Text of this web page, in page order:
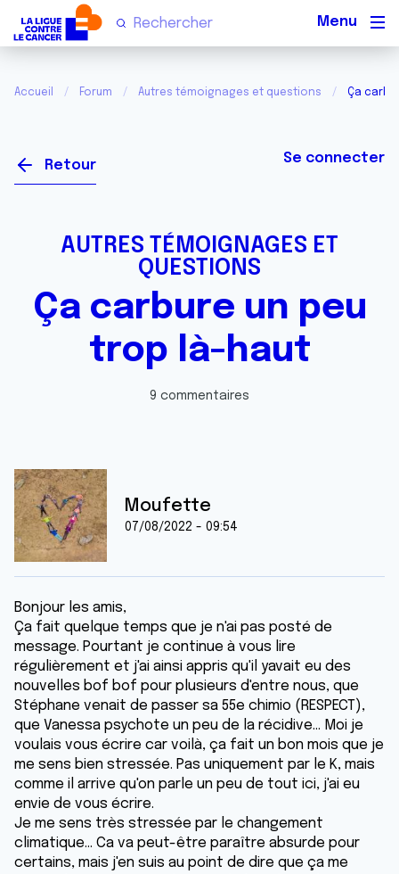
Accueil Forum Autres témoignages et questions Ça
Retour Se connecter
AUTRES TÉMOIGNAGES ET
QUESTIONS
Ça carbure un peu
trop là-haut
9 commentaires
Moufette
07/08/2022 - 09:54
Bonjour les amis,
Ça fait quelque temps que je n'ai pas posté de
message. Pourtant je continue à vous lire
régulièrement et j'ai ainsi appris qu'il yavait eu des
nouvelles bof bof pour plusieurs d'entre nous, que
Stéphane venait de passer sa 55e chimio (RESPECT),
que Vanessa psychote un peu de la récidive... Moi je
voulais vous écrire car voilà, ça fait un bon mois que je
me sens bien stressée. Pas uniquement par le K, mais
comme il arrive qu'on parle un peu de tout ici, j'ai eu
envie de vous écrire.
Je me sens très stressée par le changement
climatique... Ca va peut-être paraître absurde pour
certains, mais j'en suis au point de dire que ça me